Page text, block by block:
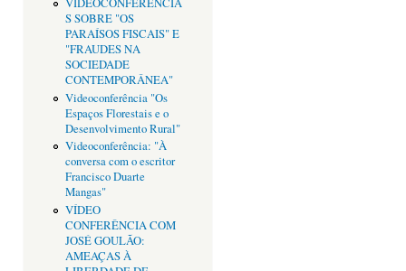
VIDEOCONFERÊNCIA
S SOBRE "OS
PARAÍSOS FISCAIS" E
"FRAUDES NA
SOCIEDADE
CONTEMPORÂNEA"
Videoconferência "Os
Espaços Florestais e o
Desenvolvimento Rural"
Videoconferência: "À
conversa com o escritor
Francisco Duarte
Mangas"
VÍDEO
CONFERÊNCIA COM
JOSÉ GOULÃO:
AMEAÇAS À